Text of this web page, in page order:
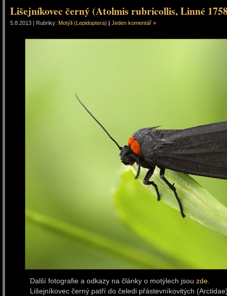
Lišejníkovec černý (Atolmis rubricollis, Linné
5.8.2013 | Rubriky: Motýli (Lepidoptera) | Jeden komentář »
Další fotografie a odkazy na články o motýlech jsou zde.
Lišejníkovec černý patří do čeledi přástevníkovitých